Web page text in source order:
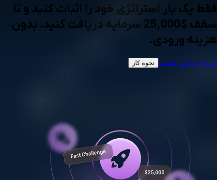
فقط یک بار استراتژی خود را اثبات کنید و تا
سقف $25,000 سرمایه دریافت کنید، بدون
هزینه ورودی.
شروع چالش فست نحوه کار